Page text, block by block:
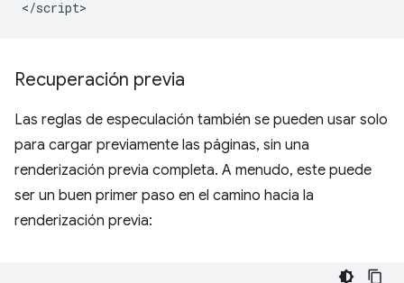
Recuperación previa
Las reglas de especulación también se pueden usar solo
para cargar previamente las páginas, sin una
renderización previa completa. A menudo, este puede
ser un buen primer paso en el camino hacia la
renderización previa: